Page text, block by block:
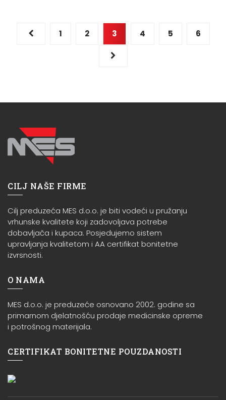
1 2 3 4 5 6
CILJ NAŠE FIRME
Cilj preduzeća MES d.o.o. je biti vodeći u pružanju
vrhunske kvalitete koji zadovoljava potrebe
dobavljača i kupaca. Posjedujemo sistem
upravljanja kvalitetom i AA certifikat bonitetne
izvrsnosti.
O NAMA
MES d.o.o. je preduzeće osnovano 2002. godine sa
primarnom djelatnošću prodaje medicinske opreme
i potrošnog materijala.
CERTIFIKAT BONITETNE POUZDANOSTI